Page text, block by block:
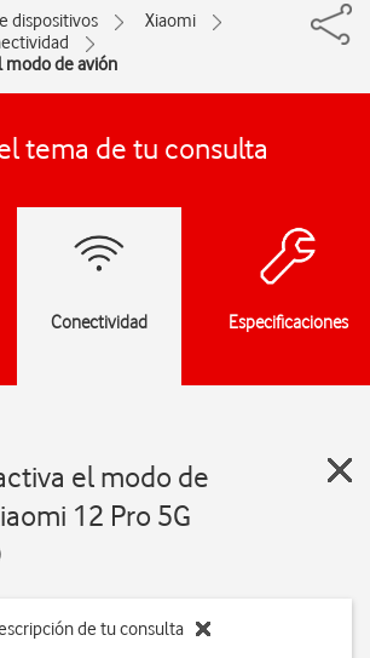
dispositivos
Xiaomi
modo de avión
tema de tu consulta
Conectividad Especificaciones
el modo de
12 Pro 5G
de tu consulta